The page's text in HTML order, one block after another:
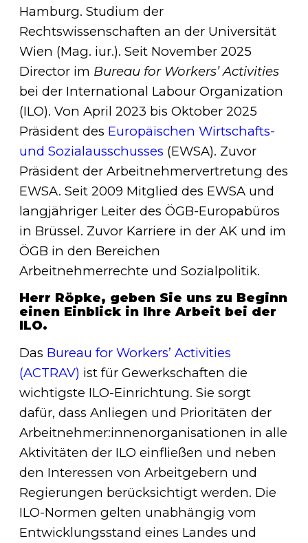
Hamburg. Studium der
Rechtswissenschaften an der Universität
Wien (Mag. iur.). Seit November 2025
Director im Bureau for Workers’ Activities
bei der International Labour Organization
(ILO). Von April 2023 bis Oktober 2025
Präsident des Europäischen Wirtschafts-
und Sozialausschusses (EWSA). Zuvor
Präsident der Arbeitnehmervertretung des
EWSA. Seit 2009 Mitglied des EWSA und
langjähriger Leiter des ÖGB-Europabüros
in Brüssel. Zuvor Karriere in der AK und im
ÖGB in den Bereichen
Arbeitnehmerrechte und Sozialpolitik.
Herr Röpke, geben Sie uns zu Beginn
einen Einblick in Ihre Arbeit bei der
ILO.
Das Bureau for Workers’ Activities
(ACTRAV) ist für Gewerkschaften die
wichtigste ILO-Einrichtung. Sie sorgt
dafür, dass Anliegen und Prioritäten der
Arbeitnehmer:innenorganisationen in alle
Aktivitäten der ILO einfließen und neben
den Interessen von Arbeitgebern und
Regierungen berücksichtigt werden. Die
ILO-Normen gelten unabhängig vom
Entwicklungsstand eines Landes und